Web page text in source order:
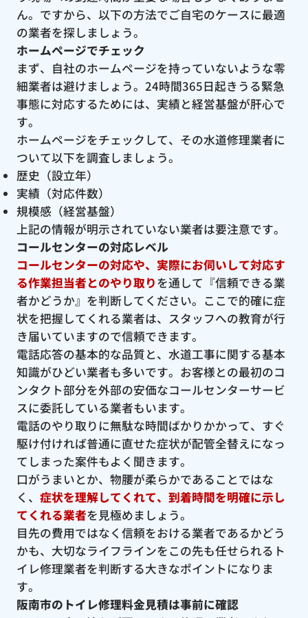
ん。ですから、以下の方法でご自宅のケースに最適
の業者を探しましょう。
ホームページでチェック
まず、自社のホームページを持っていないような零
細業者は避けましょう。24時間365日起きうる緊急
事態に対応するためには、実績と経営基盤が肝心で
す。
ホームページをチェックして、その水道修理業者に
ついて以下を調査しましょう。
歴史（設立年）
実績（対応件数）
規模感（経営基盤）
上記の情報が明示されていない業者は要注意です。
コールセンターの対応レベル
コールセンターの対応や、実際にお伺いして対応す
る作業担当者とのやり取りを通して『信頼できる業
者かどうか』を判断してください。ここで的確に症
状を把握してくれる業者は、スタッフへの教育が行
き届いていますので信頼できます。
電話応答の基本的な品質と、水道工事に関する基本
知識がひどい業者も多いです。お客様との最初のコ
ンタクト部分を外部の安価なコールセンターサービ
スに委託している業者もいます。
電話のやり取りに無駄な時間ばかりかかって、すぐ
駆け付ければ普通に直せた症状が配管全替えになっ
てしまった案件もよく聞きます。
口がうまいとか、物腰が柔らかであることではな
く、 症状を理解してくれて、到着時間を明確に示し
てくれる業者を見極めましょう。
目先の費用ではなく信頼をおける業者であるかどう
かも、大切なライフラインをこの先も任せられるト
イレ修理業者を判断する大きなポイントになりま
す。
阪南市のトイレ修理料金見積は事前に確認